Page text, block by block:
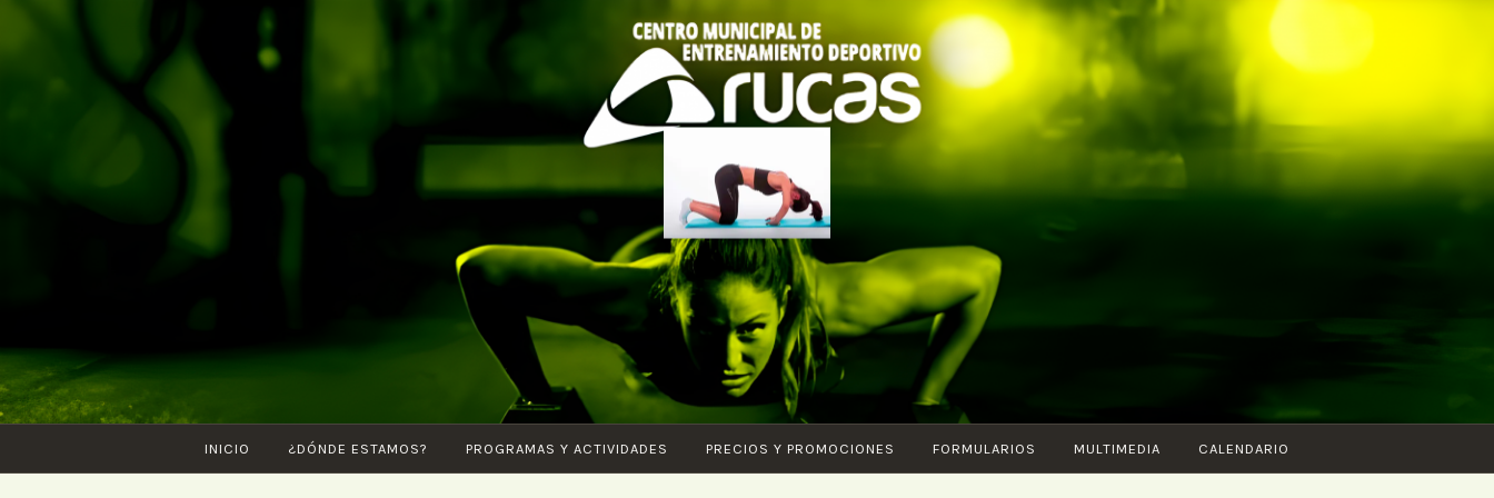
contenido
CENTRO DE
ENTRENAMIENTO
DEPORTIVO
ARUCAS
Piscina – Fitness
– Entrenamiento
funcional –
Karate – Pilates –
Ciclo Indoor –
INICIO ¿DÓNDE ESTAMOS? PROGRAMAS Y ACTIVIDADES PRECIOS Y PROMOCIONES FORMULARIOS MULTIMEDIA CALENDARIO